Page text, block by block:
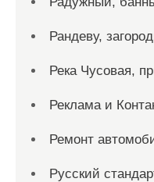
Рандеву,
Река Чусовая,
Реклама и
Ремонт
Русский